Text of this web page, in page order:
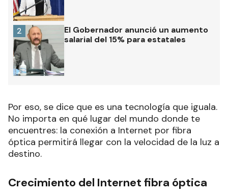
El Gobernador anunció un aumento
salarial del 15% para estatales
2
Por eso, se dice que es una tecnología que iguala.
No importa en qué lugar del mundo donde te
encuentres: la conexión a Internet por fibra
óptica permitirá llegar con la velocidad de la luz a
destino.
Crecimiento del Internet fibra óptica